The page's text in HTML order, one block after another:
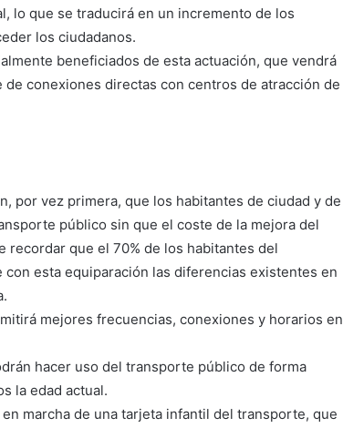
lo que se traducirá en un incremento de los
los ciudadanos.
beneficiados de esta actuación, que vendrá
conexiones directas con centros de atracción de
por vez primera, que los habitantes de ciudad y de
público sin que el coste de la mejora del
recordar que el 70% de los habitantes del
esta equiparación las diferencias existentes en
mejores frecuencias, conexiones y horarios en
hacer uso del transporte público de forma
la edad actual.
marcha de una tarjeta infantil del transporte, que